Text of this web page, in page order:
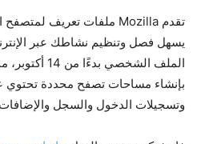
يسهل فصل وتنظيم نشاطك عبر
بإنشاء مساحات تصفح محددة تحتوي
وتسجيلات الدخول والسجل